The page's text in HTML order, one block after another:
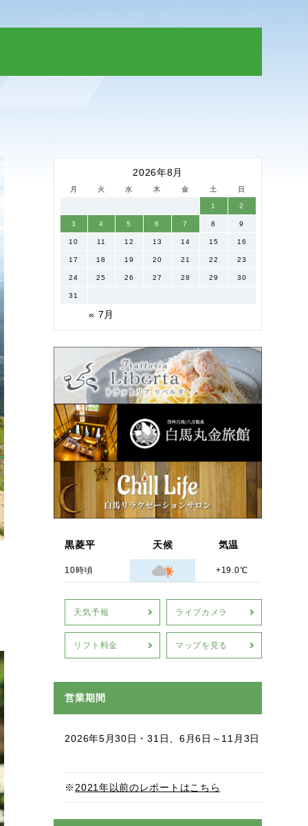
2026年8月
月 火 水 木 金 土 日
« 7月
1 2
3 4 5 6 7 8 9
10 11 12 13 14 15 16
17 18 19 20 21 22 23
24 25 26 27 28 29 30
31
黒菱平 天候 気温
10時頃 +19.0℃
天気予報 ライブカメラ
リフト料金 マップを見る
営業期間
2026年5月30日・31日、6月6日～11月3日
※ 2021年以前のレポートはこちら